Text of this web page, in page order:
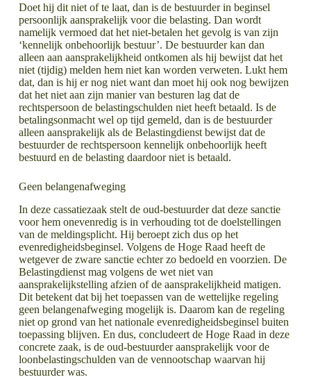
Doet hij dit niet of te laat, dan is de bestuurder in beginsel
persoonlijk aansprakelijk voor die belasting. Dan wordt
namelijk vermoed dat het niet-betalen het gevolg is van zijn
‘kennelijk onbehoorlijk bestuur’. De bestuurder kan dan
alleen aan aansprakelijkheid ontkomen als hij bewijst dat het
niet (tijdig) melden hem niet kan worden verweten. Lukt hem
dat, dan is hij er nog niet want dan moet hij ook nog bewijzen
dat het niet aan zijn manier van besturen lag dat de
rechtspersoon de belastingschulden niet heeft betaald. Is de
betalingsonmacht wel op tijd gemeld, dan is de bestuurder
alleen aansprakelijk als de Belastingdienst bewijst dat de
bestuurder de rechtspersoon kennelijk onbehoorlijk heeft
bestuurd en de belasting daardoor niet is betaald.
Geen belangenafweging
In deze cassatiezaak stelt de oud-bestuurder dat deze sanctie
voor hem onevenredig is in verhouding tot de doelstellingen
van de meldingsplicht. Hij beroept zich dus op het
evenredigheidsbeginsel. Volgens de Hoge Raad heeft de
wetgever de zware sanctie echter zo bedoeld en voorzien. De
Belastingdienst mag volgens de wet niet van
aansprakelijkstelling afzien of de aansprakelijkheid matigen.
Dit betekent dat bij het toepassen van de wettelijke regeling
geen belangenafweging mogelijk is. Daarom kan de regeling
niet op grond van het nationale evenredigheidsbeginsel buiten
toepassing blijven. En dus, concludeert de Hoge Raad in deze
concrete zaak, is de oud-bestuurder aansprakelijk voor de
loonbelastingschulden van de vennootschap waarvan hij
bestuurder was.